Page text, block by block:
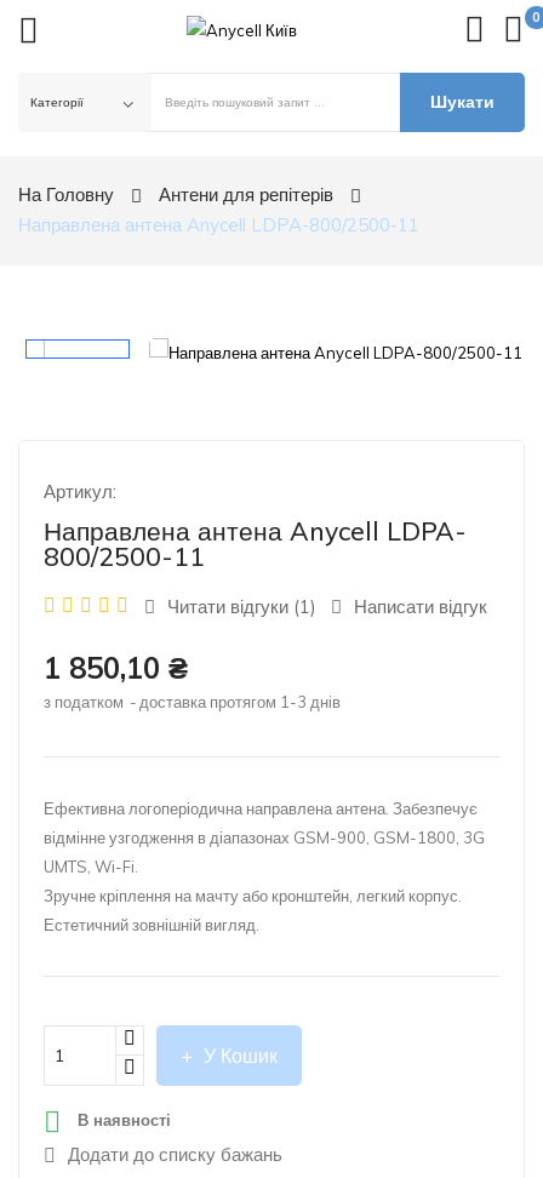
0
Шукати
На Головну
Антени для репітерів
Направлена антена Anycell LDPA-800/2500-11
Артикул:
Направлена антена Anycell LDPA-
800/2500-11
Читати відгуки (1) Написати відгук
1 850,10 ₴
з податком доставка протягом 1-3 днів
Ефективна логоперіодична направлена антена. Забезпечує
відміннеузгодження в діапазонах GSM-900, GSM-1800, 3G
UMTS, Wi-Fi.
Зручне кріплення на мачту або кронштейн, легкий корпус.
Естетичний зовнішній вигляд.
У Кошик
 В наявності
Додати до списку бажань